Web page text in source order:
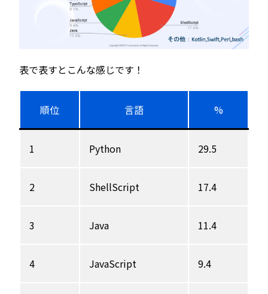
表で表すとこんな感じです！
順位 言語 %
1 Python 29.5
2 ShellScript 17.4
3 Java 11.4
4 JavaScript 9.4